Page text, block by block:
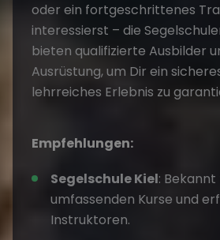
oder ein fortgeschrittenes
interessierst – die
bieten qualifizierte Ausbilder
Ausrüstung, um Dir ein
lehrreiches Erlebnis zu
Empfehlungen:
Segelschule Kiel:
umfassenden Kurse und
Instruktoren.